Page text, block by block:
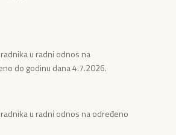
u radni odnos na
do godinu dana 4.7.2026.
u radni odnos na određeno